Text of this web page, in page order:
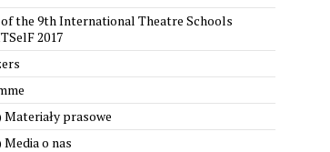
the 9th International Theatre Schools
2017
prasowe
o nas